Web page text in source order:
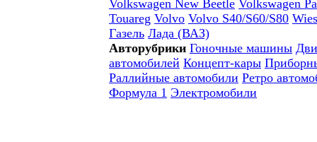
Volkswagen New Beetle Volkswagen
Touareg Volvo Volvo S40/S60/S80
Газель Лада (ВАЗ)
Авторубрики Гоночные машины
автомобилей Концепт-кары
Раллийные автомобили Ретро
Формула 1 Электромобили